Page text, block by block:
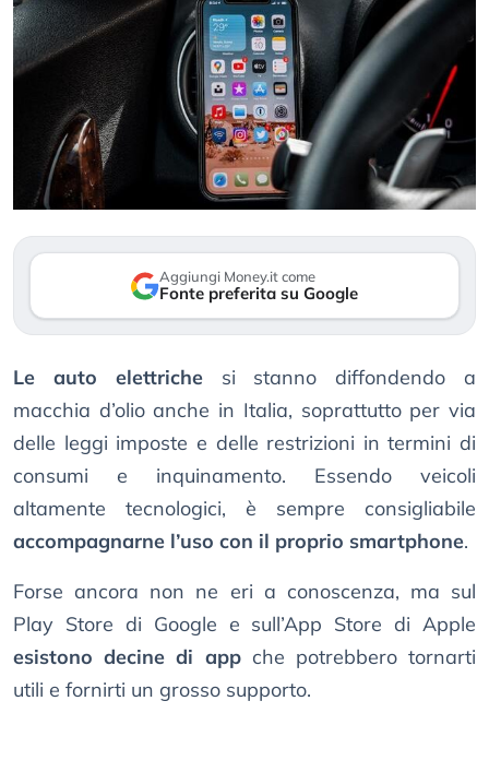
Aggiungi Money.it come
Fonte preferita su Google
Le auto elettrichesi stanno diffondendo a
macchia d’olio anche in Italia, soprattutto per via
delle leggi imposte e delle restrizioni in termini di
consumi e inquinamento. Essendo veicoli
altamente tecnologici, è sempre consigliabile
accompagnarne l’uso con il proprio smartphone.
Forse ancora non ne eri a conoscenza, ma sul
Play Store di Google e sull’App Store di Apple
esistono decine di appche potrebbero tornarti
utili e fornirti un grosso supporto.